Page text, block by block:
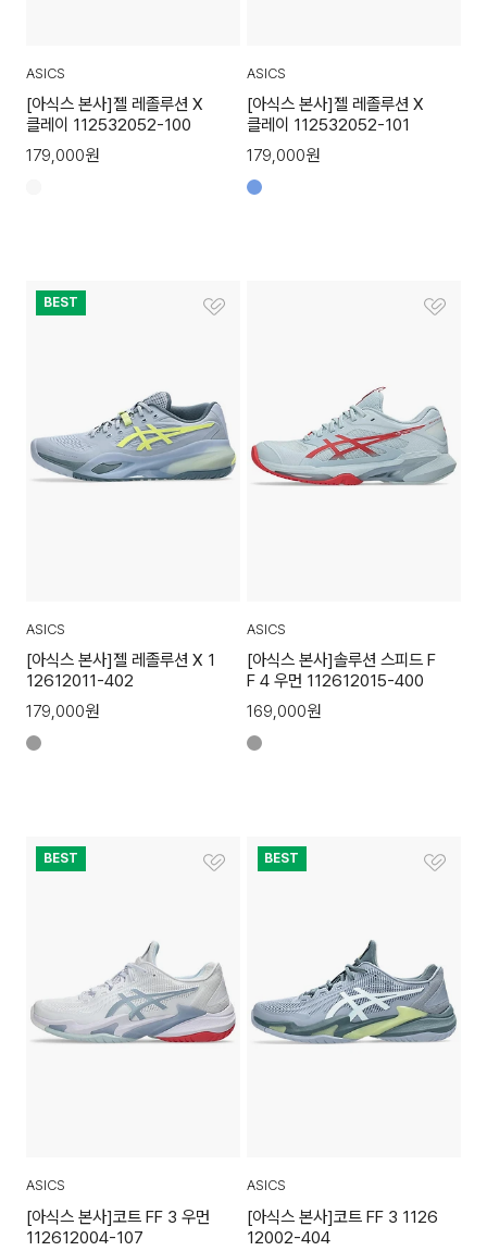
ASICS
[아식스 본사]젤 레졸루션 X
클레이 112532052-100
179,000원
ASICS
[아식스 본사]젤 레졸루션 X
클레이 112532052-101
179,000원
BEST
ASICS
[아식스 본사]젤 레졸루션 X 1
12612011-402
179,000원
ASICS
[아식스 본사]솔루션 스피드 F
F 4 우먼 112612015-400
169,000원
BEST
ASICS
[아식스 본사]코트 FF 3 우먼
112612004-107
BEST
ASICS
[아식스 본사]코트 FF 3 1126
12002-404